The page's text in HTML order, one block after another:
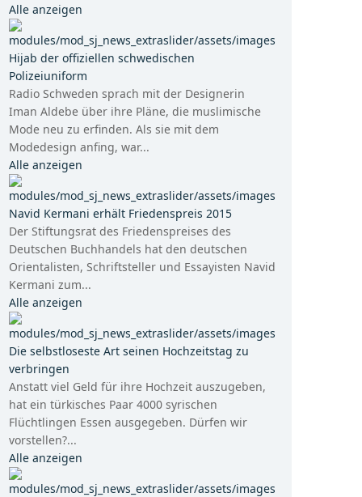
Alle anzeigen
Hijab der offiziellen schwedischen
Polizeiuniform
Radio Schweden sprach mit der Designerin
Iman Aldebe über ihre Pläne, die muslimische
Mode neu zu erfinden. Als sie mit dem
Modedesign anfing, war...
Alle anzeigen
Navid Kermani erhält Friedenspreis 2015
Der Stiftungsrat des Friedenspreises des
Deutschen Buchhandels hat den deutschen
Orientalisten, Schriftsteller und Essayisten Navid
Kermani zum...
Alle anzeigen
Die selbstloseste Art seinen Hochzeitstag zu
verbringen
Anstatt viel Geld für ihre Hochzeit auszugeben,
hat ein türkisches Paar 4000 syrischen
Flüchtlingen Essen ausgegeben. Dürfen wir
vorstellen?...
Alle anzeigen